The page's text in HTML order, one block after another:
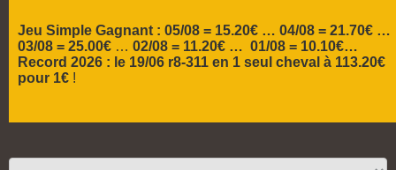
Jeu Simple Gagnant : 05/08 = 15.20€ … 04/08 = 21.70€ …
03/08 = 25.00€ … 02/08 = 11.20€ … 01/08 = 10.10€…
Record 2026 : le 19/06 r8-311 en 1 seul cheval à 113.20€
pour 1€ !